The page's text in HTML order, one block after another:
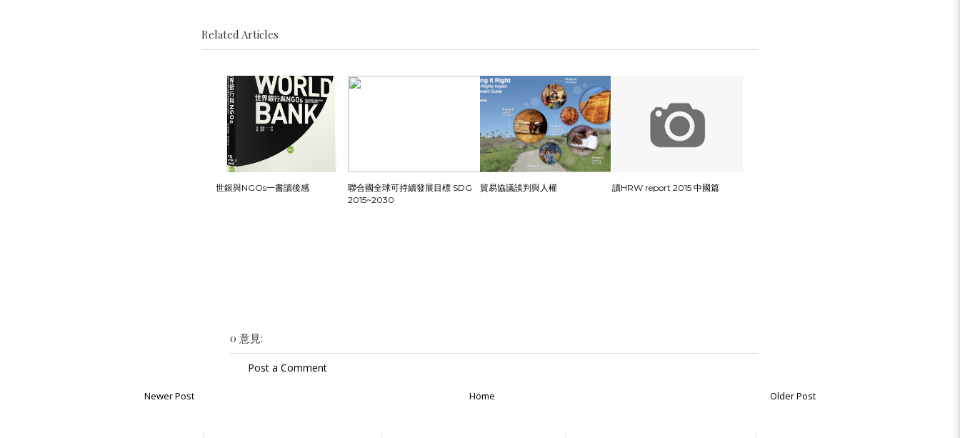
Related Articles
世銀與NGOs一書讀後感
聯合國全球可持續發展目標 SDG
2015~2030
貿易協議談判與人權 讀HRW report 2015 中國篇
0 意見:
Post a Comment
Newer Post Older Post
Home